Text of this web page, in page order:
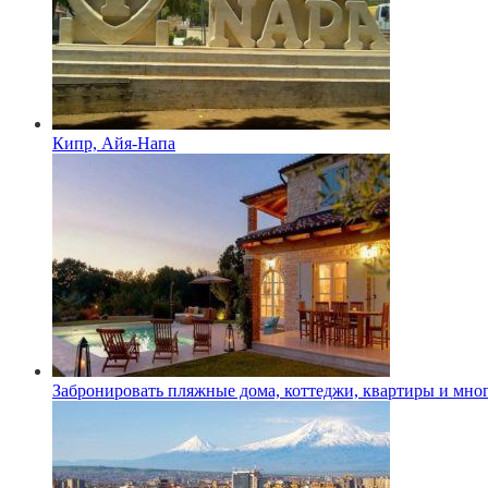
Кипр, Айя-Напа
Забронировать пляжные дома, коттеджи, квартиры и